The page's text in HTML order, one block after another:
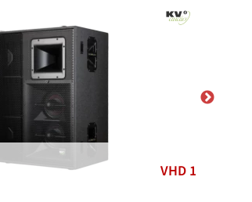
VHD 1.0L